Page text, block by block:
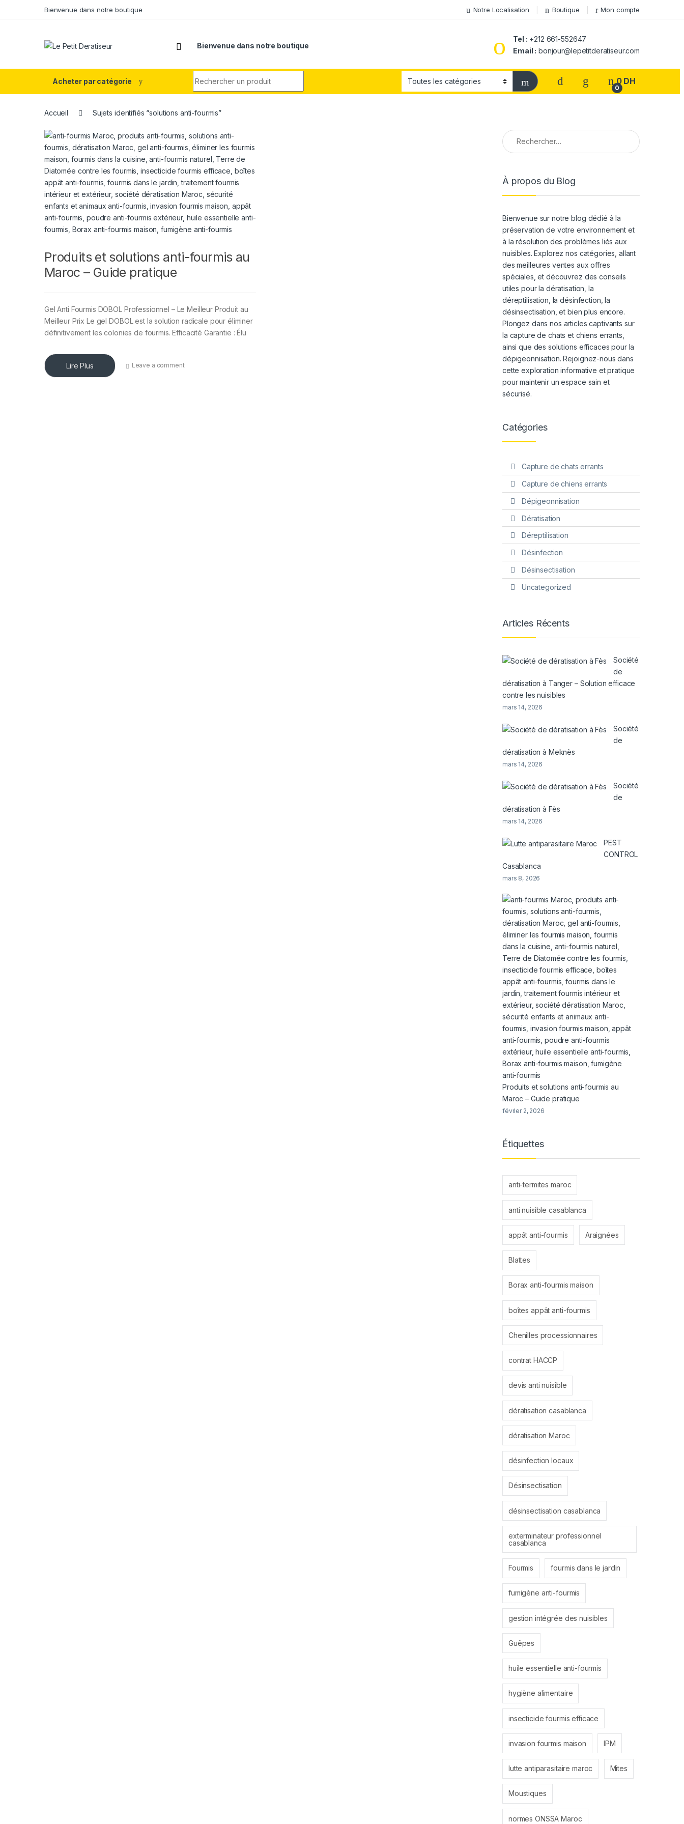
Bienvenue dans notre boutique Notre Localisation Boutique Mon compte
Bienvenue dans notre boutique
Tel : +212 661-552647
Email : bonjour@lepetitderatiseur.com
Acheter par catégorie
0
0 DH
Accueil Sujets identifiés “solutions anti-fourmis”
Produits et solutions anti-fourmis au
Maroc – Guide pratique
Gel Anti Fourmis DOBOL Professionnel – Le Meilleur Produit au
Meilleur Prix Le gel DOBOL est la solution radicale pour éliminer
définitivement les colonies de fourmis. Efficacité Garantie : Élu
Lire Plus Leave a comment
Rechercher :
À propos du Blog
Bienvenue sur notre blog dédié à la
préservation de votre environnement et
à la résolution des problèmes liés aux
nuisibles. Explorez nos catégories, allant
des meilleures ventes aux offres
spéciales, et découvrez des conseils
utiles pour la dératisation, la
déreptilisation, la désinfection, la
désinsectisation, et bien plus encore.
Plongez dans nos articles captivants sur
la capture de chats et chiens errants,
ainsi que des solutions efficaces pour la
dépigeonnisation. Rejoignez-nous dans
cette exploration informative et pratique
pour maintenir un espace sain et
sécurisé.
Catégories
Capture de chats errants
Capture de chiens errants
Dépigeonnisation
Dératisation
Déreptilisation
Désinfection
Désinsectisation
Uncategorized
Articles Récents
Société
de
dératisation à Tanger – Solution efficace
contre les nuisibles
mars 14, 2026
Société
de
dératisation à Meknès
mars 14, 2026
Société
de
dératisation à Fès
mars 14, 2026
PEST
CONTROL
Casablanca
mars 8, 2026
Produits et solutions anti-fourmis au
Maroc – Guide pratique
février 2, 2026
Étiquettes
anti-termites maroc
anti nuisible casablanca
appât anti-fourmis Araignées
Blattes
Borax anti-fourmis maison
boîtes appât anti-fourmis
Chenilles processionnaires
contrat HACCP
devis anti nuisible
dératisation casablanca
dératisation Maroc
désinfection locaux
Désinsectisation
désinsectisation casablanca
exterminateur professionnel
casablanca
Fourmis fourmis dans le jardin
fumigène anti-fourmis
gestion intégrée des nuisibles
Guêpes
huile essentielle anti-fourmis
hygiène alimentaire
insecticide fourmis efficace
invasion fourmis maison IPM
lutte antiparasitaire maroc Mites
Moustiques
normes ONSSA Maroc